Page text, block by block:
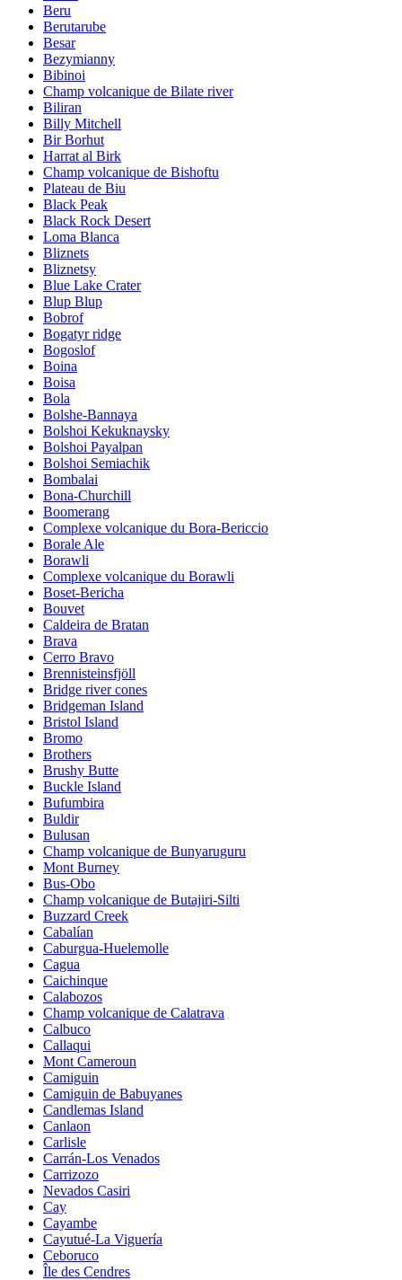
Beru
Berutarube
Besar
Bezymianny
Bibinoi
Champ volcanique de Bilate river
Biliran
Billy Mitchell
Bir Borhut
Harrat al Birk
Champ volcanique de Bishoftu
Plateau de Biu
Black Peak
Black Rock Desert
Loma Blanca
Bliznets
Bliznetsy
Blue Lake Crater
Blup Blup
Bobrof
Bogatyr ridge
Bogoslof
Boina
Boisa
Bola
Bolshe-Bannaya
Bolshoi Kekuknaysky
Bolshoi Payalpan
Bolshoi Semiachik
Bombalai
Bona-Churchill
Boomerang
Complexe volcanique du Bora-Bericcio
Borale Ale
Borawli
Complexe volcanique du Borawli
Boset-Bericha
Bouvet
Caldeira de Bratan
Brava
Cerro Bravo
Brennisteinsfjöll
Bridge river cones
Bridgeman Island
Bristol Island
Bromo
Brothers
Brushy Butte
Buckle Island
Bufumbira
Buldir
Bulusan
Champ volcanique de Bunyaruguru
Mont Burney
Bus-Obo
Champ volcanique de Butajiri-Silti
Buzzard Creek
Cabalían
Caburgua-Huelemolle
Cagua
Caichinque
Calabozos
Champ volcanique de Calatrava
Calbuco
Callaqui
Mont Cameroun
Camiguin
Camiguin de Babuyanes
Candlemas Island
Canlaon
Carlisle
Carrán-Los Venados
Carrizozo
Nevados Casiri
Cay
Cayambe
Cayutué-La Viguería
Ceboruco
Île des Cendres